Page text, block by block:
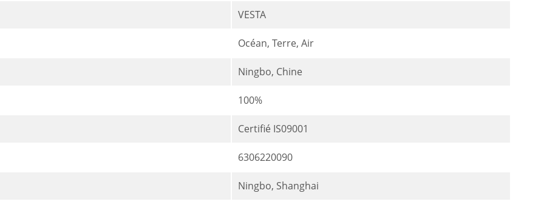
VESTA
Océan, Terre, Air
Ningbo, Chine
100%
Certifié IS09001
6306220090
Ningbo, Shanghai